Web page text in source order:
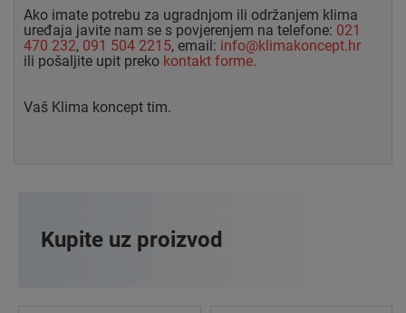
Ako imate potrebu za ugradnjom ili održanjem klima
uređaja javite nam se s povjerenjem na telefone: 021
470 232, 091 504 2215, email: info@klimakoncept.hr
ili pošaljite upit preko kontakt forme.
Vaš Klima koncept tim.
Kupite uz proizvod